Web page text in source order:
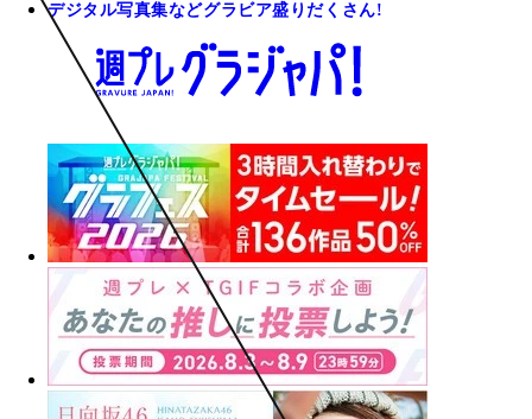
デジタル写真集などグラビア盛りだくさん!